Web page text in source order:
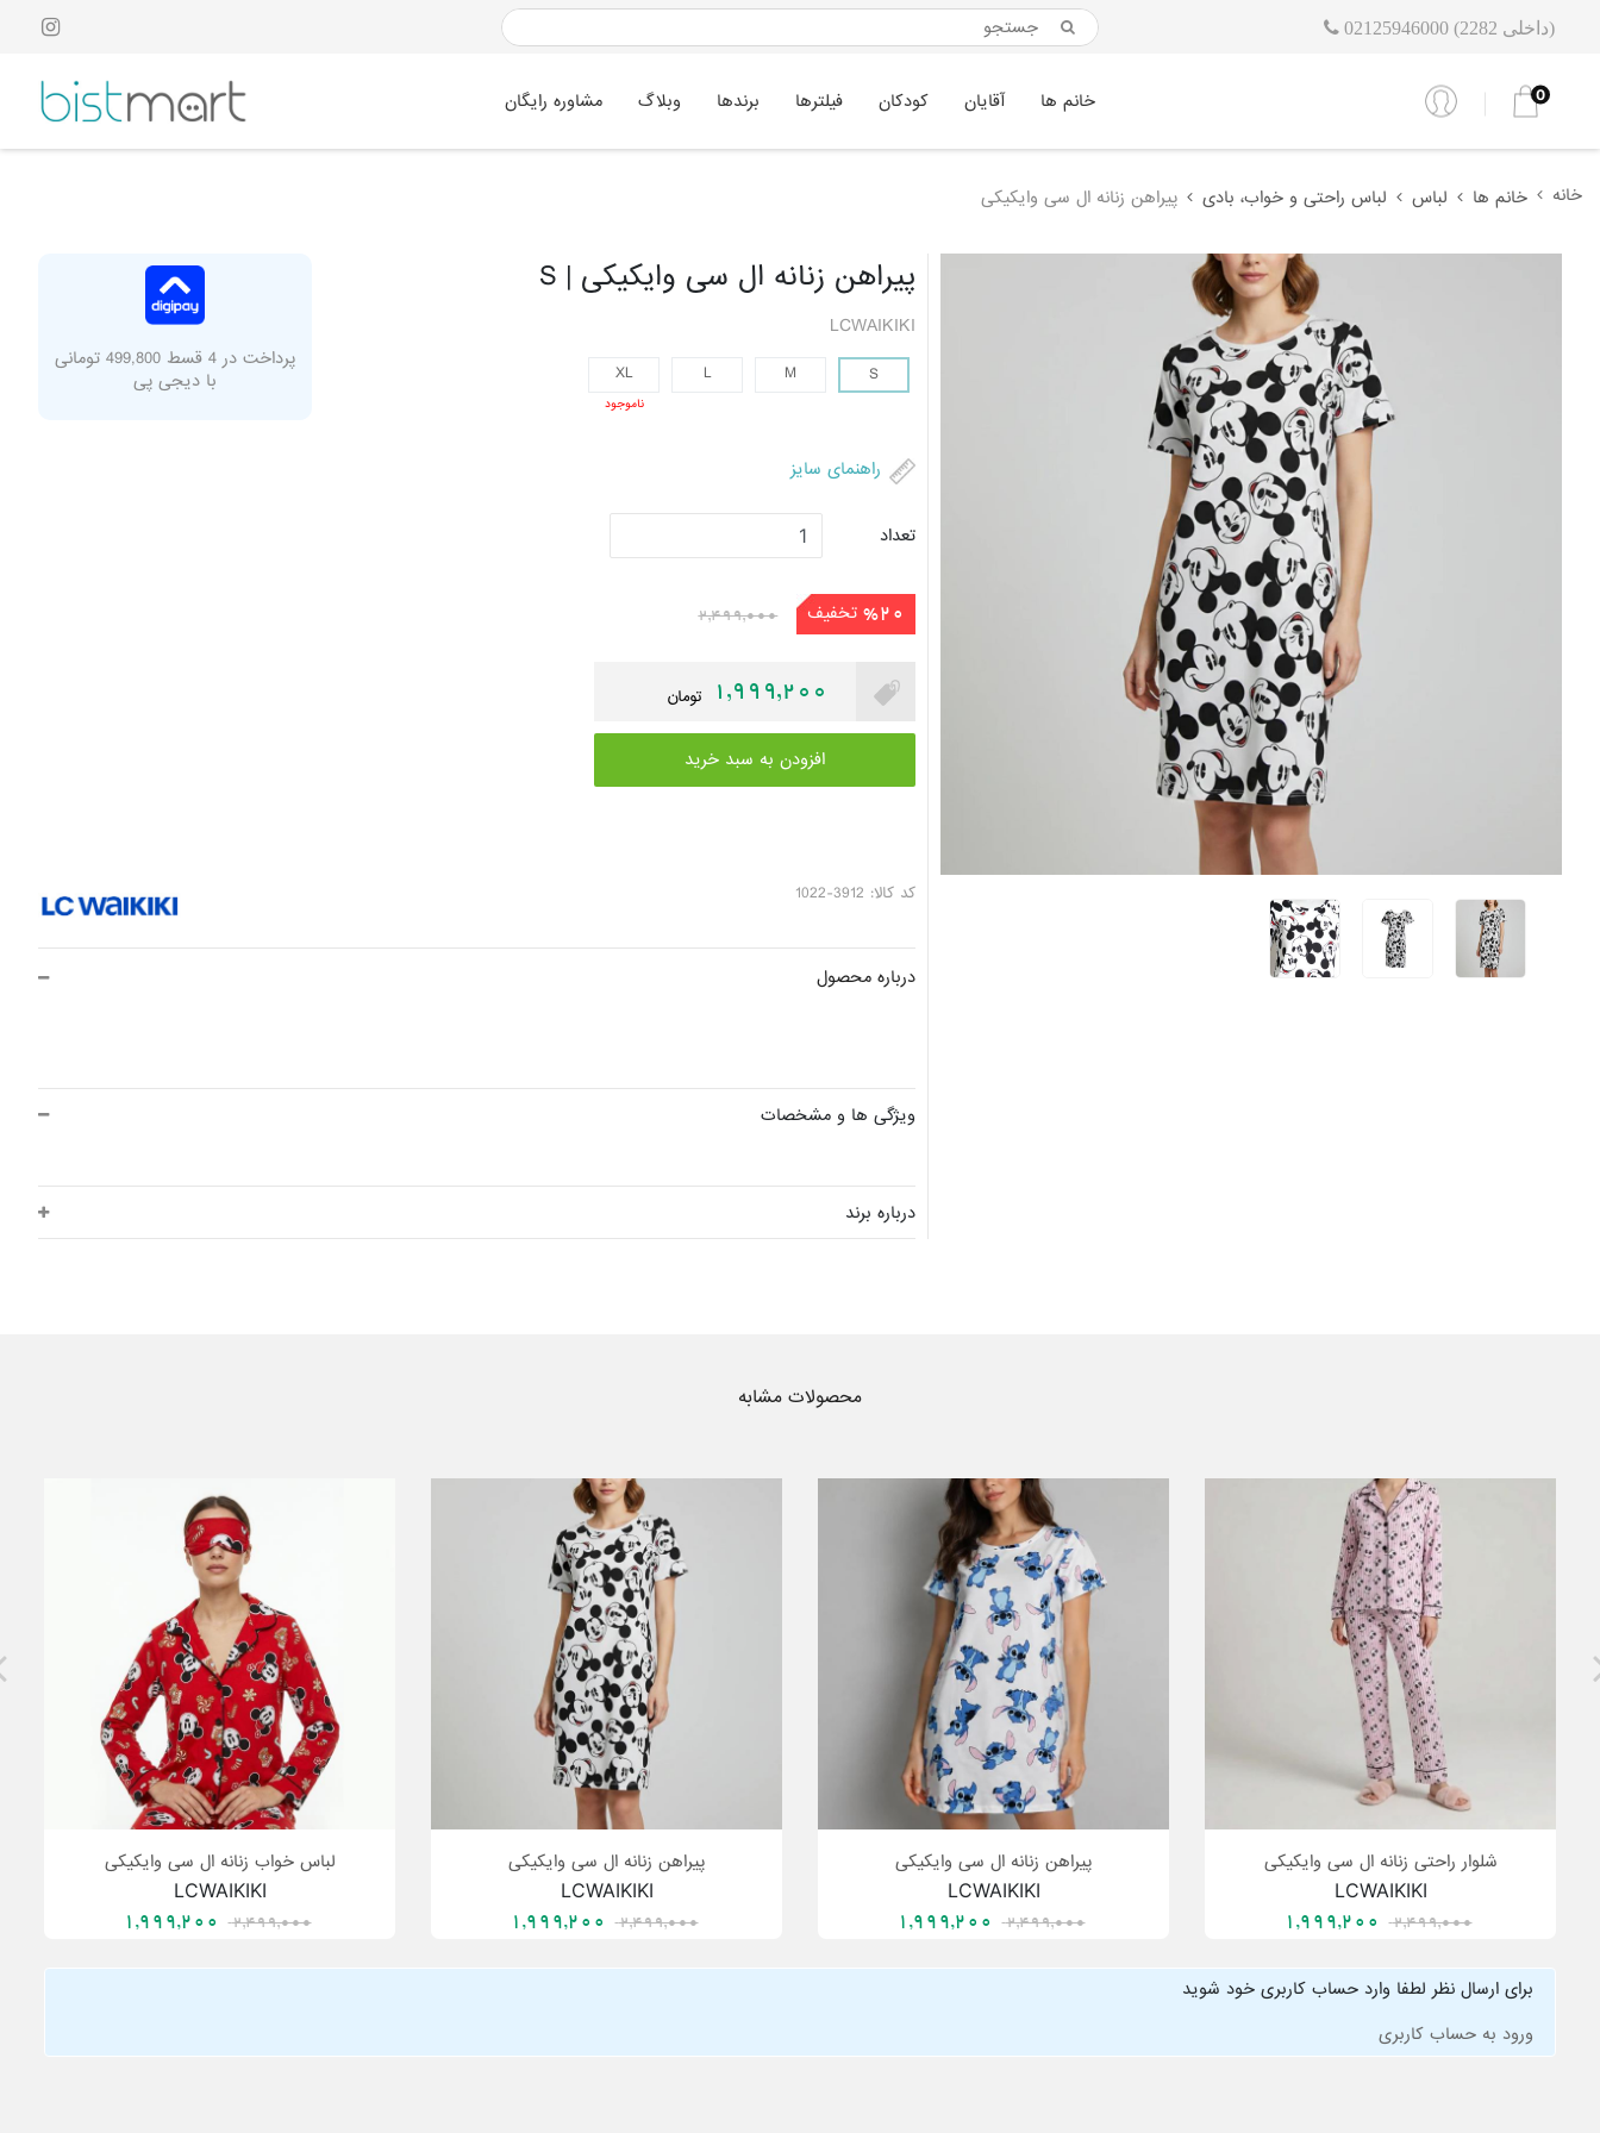
02125946000 (داخلی 2282)
خانم ها آقایان کودکان فیلترها برندها وبلاگ مشاوره رایگان 0
خانه خانم ها لباس لباس راحتی و خواب، بادی پیراهن زنانه ال سی وایکیکی
پرداخت در 4 قسط 499,800 تومانی
با دیجی پی
پیراهن زنانه ال سی وایکیکی | S
LCWAIKIKI
S
M
L
XL
ناموجود
راهنمای سایز
تعداد
%20تخفیف 2,499,000
1,999,200 تومان
افزودن به سبد خرید
کد کالا: 3912-1022
درباره محصول
ویژگی ها و مشخصات
درباره برند
محصولات مشابه
لباس خواب زنانه ال سی وایکیکی
LCWAIKIKI
2,499,000
1,999,200
پیراهن زنانه ال سی وایکیکی
LCWAIKIKI
2,499,000
1,999,200
پیراهن زنانه ال سی وایکیکی
LCWAIKIKI
2,499,000
1,999,200
شلوار راحتی زنانه ال سی وایکیکی
LCWAIKIKI
2,499,000
1,999,200
برای ارسال نظر لطفا وارد حساب کاربری خود شوید
ورود به حساب کاربری